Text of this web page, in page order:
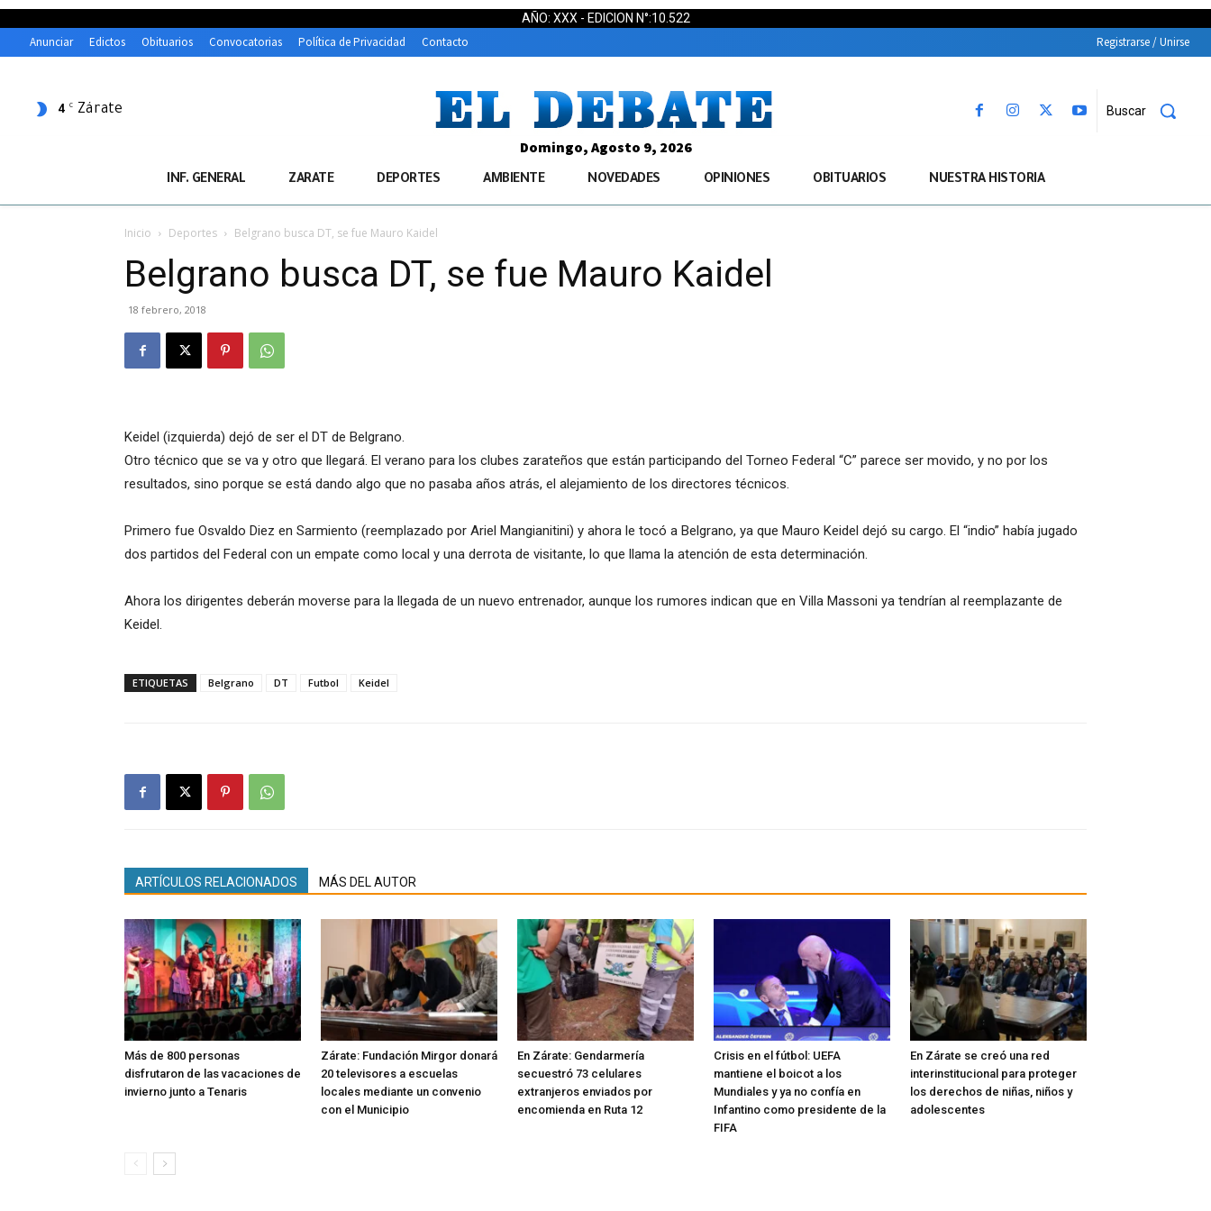
AÑO: XXX - EDICION N°:10.522
Anunciar Edictos Obituarios Convocatorias Política de Privacidad Contacto Registrarse / Unirse
4 C Zárate Buscar
Domingo, Agosto 9, 2026
INF. GENERAL ZARATE DEPORTES AMBIENTE NOVEDADES OPINIONES OBITUARIOS NUESTRA HISTORIA
Inicio Deportes Belgrano busca DT, se fue Mauro Kaidel
Belgrano busca DT, se fue Mauro Kaidel
18 febrero, 2018
Keidel (izquierda) dejó de ser el DT de Belgrano.
Otro técnico que se va y otro que llegará. El verano para los clubes zarateños que están participando del Torneo Federal “C” parece ser movido, y no por los
resultados, sino porque se está dando algo que no pasaba años atrás, el alejamiento de los directores técnicos.
Primero fue Osvaldo Diez en Sarmiento (reemplazado por Ariel Mangianitini) y ahora le tocó a Belgrano, ya que Mauro Keidel dejó su cargo. El “indio” había jugado
dos partidos del Federal con un empate como local y una derrota de visitante, lo que llama la atención de esta determinación.
Ahora los dirigentes deberán moverse para la llegada de un nuevo entrenador, aunque los rumores indican que en Villa Massoni ya tendrían al reemplazante de
Keidel.
ETIQUETAS Belgrano DT Futbol Keidel
ARTÍCULOS RELACIONADOS MÁS DEL AUTOR
Más de 800 personas
disfrutaron de las vacaciones de
invierno junto a Tenaris
Zárate: Fundación Mirgor donará
20 televisores a escuelas
locales mediante un convenio
con el Municipio
En Zárate: Gendarmería
secuestró 73 celulares
extranjeros enviados por
encomienda en Ruta 12
Crisis en el fútbol: UEFA
mantiene el boicot a los
Mundiales y ya no confía en
Infantino como presidente de la
FIFA
En Zárate se creó una red
interinstitucional para proteger
los derechos de niñas, niños y
adolescentes